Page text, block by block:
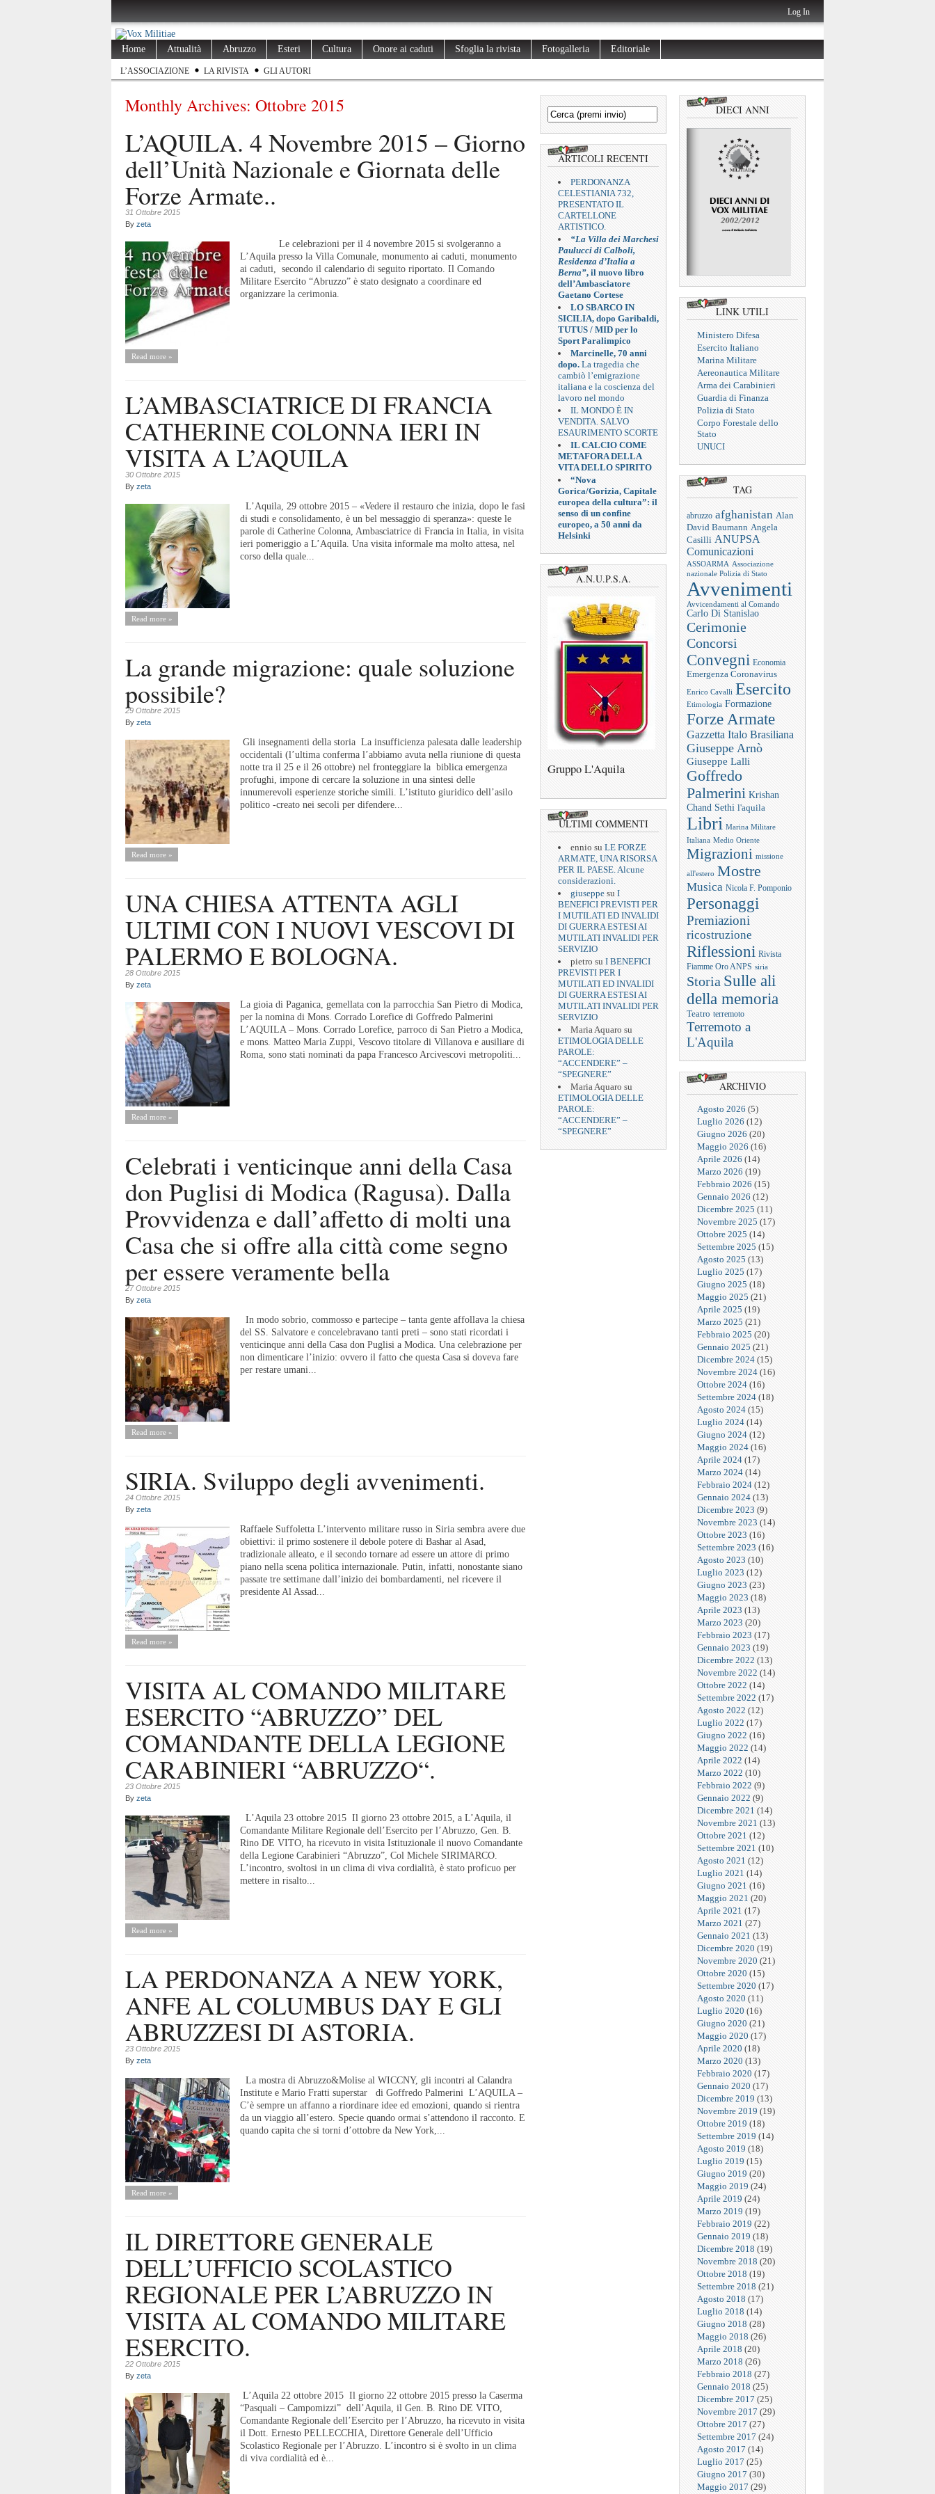
Log In
Home Attualità Abruzzo Esteri Cultura Onore ai caduti Sfoglia la rivista Fotogalleria Editoriale
L’ASSOCIAZIONE LA RIVISTA GLI AUTORI
Monthly Archives: Ottobre 2015
L’AQUILA. 4 Novembre 2015 – Giorno
dell’Unità Nazionale e Giornata delle
Forze Armate..
31 Ottobre 2015
By zeta
Le celebrazioni per il 4 novembre 2015 si svolgeranno a
L’Aquila presso la Villa Comunale, monumento ai caduti, monumento
ai caduti, secondo il calendario di seguito riportato. Il Comando
Militare Esercito “Abruzzo” è stato designato a coordinare ed
organizzare la cerimonia.
Read more »
L’AMBASCIATRICE DI FRANCIA
CATHERINE COLONNA IERI IN
VISITA A L’AQUILA
30 Ottobre 2015
By zeta
L’Aquila, 29 ottobre 2015 – «Vedere il restauro che inizia, dopo le fasi
di studi e consolidamento, è un bel messaggio di speranza»: queste le
parole di Catherine Colonna, Ambasciatrice di Francia in Italia, in visita
ieri pomeriggio a L’Aquila. Una visita informale ma molto attesa, nel
corso della quale...
Read more »
La grande migrazione: quale soluzione
possibile?
29 Ottobre 2015
By zeta
Gli insegnamenti della storia La insufficienza palesata dalle leadership
occidentali (l’ultima conferma l’abbiamo avuta nella riunione di questa
notte tra il 25 e il 26 ottobre) nel fronteggiare la biblica emergenza
profughi, impone di cercare la soluzione in una sintesi delle
innumerevoli esperienze storiche simili. L’istituto giuridico dell’asilo
politico -creato nei secoli per difendere...
Read more »
UNA CHIESA ATTENTA AGLI
ULTIMI CON I NUOVI VESCOVI DI
PALERMO E BOLOGNA.
28 Ottobre 2015
By zeta
La gioia di Paganica, gemellata con la parrocchia San Pietro di Modica,
per la nomina di Mons. Corrado Lorefice di Goffredo Palmerini
L’AQUILA – Mons. Corrado Lorefice, parroco di San Pietro a Modica,
e mons. Matteo Maria Zuppi, Vescovo titolare di Villanova e ausiliare di
Roma, sono stati nominati da papa Francesco Arcivescovi metropoliti...
Read more »
Celebrati i venticinque anni della Casa
don Puglisi di Modica (Ragusa). Dalla
Provvidenza e dall’affetto di molti una
Casa che si offre alla città come segno
per essere veramente bella
27 Ottobre 2015
By zeta
In modo sobrio, commosso e partecipe – tanta gente affollava la chiesa
del SS. Salvatore e concelebravano tanti preti – sono stati ricordati i
venticinque anni della Casa don Puglisi a Modica. Una celebrazione per
non dimenticare l’inizio: ovvero il fatto che questa Casa si doveva fare
per restare umani...
Read more »
SIRIA. Sviluppo degli avvenimenti.
24 Ottobre 2015
By zeta
Raffaele Suffoletta L’intervento militare russo in Siria sembra avere due
obiettivi: il primo sostenere il debole potere di Bashar al Asad,
tradizionale alleato, e il secondo tornare ad essere un attore di primo
piano nella scena politica internazionale. Putin, infatti, nonostante siano
passate tre settimane dall’inizio dei bombardamenti, nel ricevere il
presidente Al Assad...
Read more »
VISITA AL COMANDO MILITARE
ESERCITO “ABRUZZO” DEL
COMANDANTE DELLA LEGIONE
CARABINIERI “ABRUZZO“.
23 Ottobre 2015
By zeta
L’Aquila 23 ottobre 2015 Il giorno 23 ottobre 2015, a L’Aquila, il
Comandante Militare Regionale dell’Esercito per l’Abruzzo, Gen. B.
Rino DE VITO, ha ricevuto in visita Istituzionale il nuovo Comandante
della Legione Carabinieri “Abruzzo”, Col Michele SIRIMARCO.
L’incontro, svoltosi in un clima di viva cordialità, è stato proficuo per
mettere in risalto...
Read more »
LA PERDONANZA A NEW YORK,
ANFE AL COLUMBUS DAY E GLI
ABRUZZESI DI ASTORIA.
23 Ottobre 2015
By zeta
La mostra di Abruzzo&Molise al WICCNY, gli incontri al Calandra
Institute e Mario Fratti superstar di Goffredo Palmerini L’AQUILA –
C’è sempre un affanno a riordinare idee ed emozioni, quando si rientra
da un viaggio all’estero. Specie quando ormai s’attendono il racconto. E
quando capita che si torni d’ottobre da New York,...
Read more »
IL DIRETTORE GENERALE
DELL’UFFICIO SCOLASTICO
REGIONALE PER L’ABRUZZO IN
VISITA AL COMANDO MILITARE
ESERCITO.
22 Ottobre 2015
By zeta
L’Aquila 22 ottobre 2015 Il giorno 22 ottobre 2015 presso la Caserma
“Pasquali – Campomizzi” dell’Aquila, il Gen. B. Rino DE VITO,
Comandante Regionale dell’Esercito per l’Abruzzo, ha ricevuto in visita
il Dott. Ernesto PELLECCHIA, Direttore Generale dell’Ufficio
Scolastico Regionale per l’Abruzzo. L’incontro si è svolto in un clima
di viva cordialità ed è...
ARTICOLI RECENTI
PERDONANZA
CELESTIANIA 732,
PRESENTATO IL
CARTELLONE
ARTISTICO.
“La Villa dei Marchesi
Paulucci di Calboli,
Residenza d’Italia a
Berna”, il nuovo libro
dell’Ambasciatore
Gaetano Cortese
LO SBARCO IN
SICILIA, dopo Garibaldi,
TUTUS / MID per lo
Sport Paralimpico
Marcinelle, 70 anni
dopo. La tragedia che
cambiò l’emigrazione
italiana e la coscienza del
lavoro nel mondo
IL MONDO È IN
VENDITA. SALVO
ESAURIMENTO SCORTE
IL CALCIO COME
METAFORA DELLA
VITA DELLO SPIRITO
“Nova
Gorica/Gorizia, Capitale
europea della cultura”: il
senso di un confine
europeo, a 50 anni da
Helsinki
A.N.U.P.S.A.
Gruppo L'Aquila
ULTIMI COMMENTI
ennio su LE FORZE
ARMATE, UNA RISORSA
PER IL PAESE. Alcune
considerazioni.
giuseppe su I
BENEFICI PREVISTI PER
I MUTILATI ED INVALIDI
DI GUERRA ESTESI AI
MUTILATI INVALIDI PER
SERVIZIO
pietro su I BENEFICI
PREVISTI PER I
MUTILATI ED INVALIDI
DI GUERRA ESTESI AI
MUTILATI INVALIDI PER
SERVIZIO
Maria Aquaro su
ETIMOLOGIA DELLE
PAROLE:
“ACCENDERE” –
“SPEGNERE”
Maria Aquaro su
ETIMOLOGIA DELLE
PAROLE:
“ACCENDERE” –
“SPEGNERE”
DIECI ANNI
LINK UTILI
Ministero Difesa
Esercito Italiano
Marina Militare
Aereonautica Militare
Arma dei Carabinieri
Guardia di Finanza
Polizia di Stato
Corpo Forestale dello
Stato
UNUCI
TAG
abruzzo afghanistan Alan
David Baumann Angela
Casilli ANUPSA
Comunicazioni
ASSOARMA Associazione
nazionale Polizia di Stato
Avvenimenti
Avvicendamenti al Comando
Carlo Di Stanislao
Cerimonie
Concorsi
Convegni Economia
Emergenza Coronavirus
Enrico Cavalli Esercito
Etimologia Formazione
Forze Armate
Gazzetta Italo Brasiliana
Giuseppe Arnò
Giuseppe Lalli
Goffredo
Palmerini Krishan
Chand Sethi l'aquila
Libri Marina Militare
Italiana Medio Oriente
Migrazioni missione
all'estero Mostre
Musica Nicola F. Pomponio
Personaggi
Premiazioni
ricostruzione
Riflessioni Rivista
Fiamme Oro ANPS siria
Storia Sulle ali
della memoria
Teatro terremoto
Terremoto a
L'Aquila
ARCHIVIO
Agosto 2026 (5)
Luglio 2026 (12)
Giugno 2026 (20)
Maggio 2026 (16)
Aprile 2026 (14)
Marzo 2026 (19)
Febbraio 2026 (15)
Gennaio 2026 (12)
Dicembre 2025 (11)
Novembre 2025 (17)
Ottobre 2025 (14)
Settembre 2025 (15)
Agosto 2025 (13)
Luglio 2025 (17)
Giugno 2025 (18)
Maggio 2025 (21)
Aprile 2025 (19)
Marzo 2025 (21)
Febbraio 2025 (20)
Gennaio 2025 (21)
Dicembre 2024 (15)
Novembre 2024 (16)
Ottobre 2024 (16)
Settembre 2024 (18)
Agosto 2024 (15)
Luglio 2024 (14)
Giugno 2024 (12)
Maggio 2024 (16)
Aprile 2024 (17)
Marzo 2024 (14)
Febbraio 2024 (12)
Gennaio 2024 (13)
Dicembre 2023 (9)
Novembre 2023 (14)
Ottobre 2023 (16)
Settembre 2023 (16)
Agosto 2023 (10)
Luglio 2023 (12)
Giugno 2023 (23)
Maggio 2023 (18)
Aprile 2023 (13)
Marzo 2023 (20)
Febbraio 2023 (17)
Gennaio 2023 (19)
Dicembre 2022 (13)
Novembre 2022 (14)
Ottobre 2022 (14)
Settembre 2022 (17)
Agosto 2022 (12)
Luglio 2022 (17)
Giugno 2022 (16)
Maggio 2022 (14)
Aprile 2022 (14)
Marzo 2022 (10)
Febbraio 2022 (9)
Gennaio 2022 (9)
Dicembre 2021 (14)
Novembre 2021 (13)
Ottobre 2021 (12)
Settembre 2021 (10)
Agosto 2021 (12)
Luglio 2021 (14)
Giugno 2021 (16)
Maggio 2021 (20)
Aprile 2021 (17)
Marzo 2021 (27)
Gennaio 2021 (13)
Dicembre 2020 (19)
Novembre 2020 (21)
Ottobre 2020 (15)
Settembre 2020 (17)
Agosto 2020 (11)
Luglio 2020 (16)
Giugno 2020 (21)
Maggio 2020 (17)
Aprile 2020 (18)
Marzo 2020 (13)
Febbraio 2020 (17)
Gennaio 2020 (17)
Dicembre 2019 (13)
Novembre 2019 (19)
Ottobre 2019 (18)
Settembre 2019 (14)
Agosto 2019 (18)
Luglio 2019 (15)
Giugno 2019 (20)
Maggio 2019 (24)
Aprile 2019 (24)
Marzo 2019 (19)
Febbraio 2019 (22)
Gennaio 2019 (18)
Dicembre 2018 (19)
Novembre 2018 (20)
Ottobre 2018 (19)
Settembre 2018 (21)
Agosto 2018 (17)
Luglio 2018 (14)
Giugno 2018 (28)
Maggio 2018 (26)
Aprile 2018 (20)
Marzo 2018 (26)
Febbraio 2018 (27)
Gennaio 2018 (25)
Dicembre 2017 (25)
Novembre 2017 (29)
Ottobre 2017 (27)
Settembre 2017 (24)
Agosto 2017 (14)
Luglio 2017 (25)
Giugno 2017 (30)
Maggio 2017 (29)